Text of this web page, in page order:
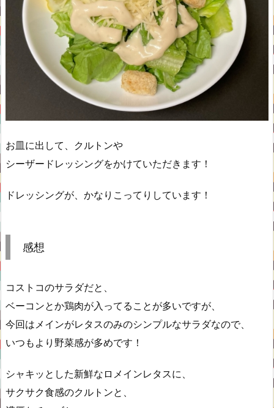
お皿に出して、クルトンや
シーザードレッシングをかけていただきます！
ドレッシングが、かなりこってりしています！
感想
コストコのサラダだと、
ベーコンとか鶏肉が入ってることが多いですが、
今回はメインがレタスのみのシンプルなサラダなので、
いつもより野菜感が多めです！
シャキッとした新鮮なロメインレタスに、
サクサク食感のクルトンと、